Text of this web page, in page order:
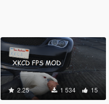
2.25 1 534 15